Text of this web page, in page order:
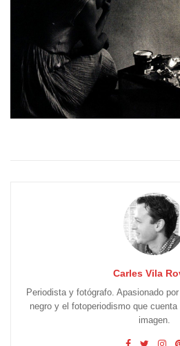
Carles Vila
Periodista y fotógrafo. Apasionado
negro y el fotoperiodismo que
imagen.